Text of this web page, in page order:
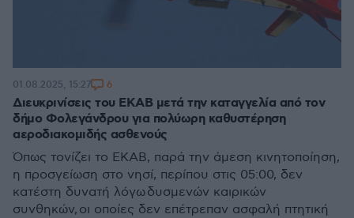
Διευκρινίσεις του ΕΚΑΒ μετά την καταγγελία από τον
δήμο Φολεγάνδρου για πολύωρη καθυστέρηση
αεροδιακομιδής ασθενούς
Όπως τονίζει το ΕΚΑΒ, παρά την άμεση κινητοποίηση,
η προσγείωση στο νησί, περίπου στις 05:00, δεν
κατέστη δυνατή λόγω δυσμενών καιρικών
συνθηκών, οι οποίες δεν επέτρεπαν ασφαλή πτητική
01.08.2025, 15:27 6